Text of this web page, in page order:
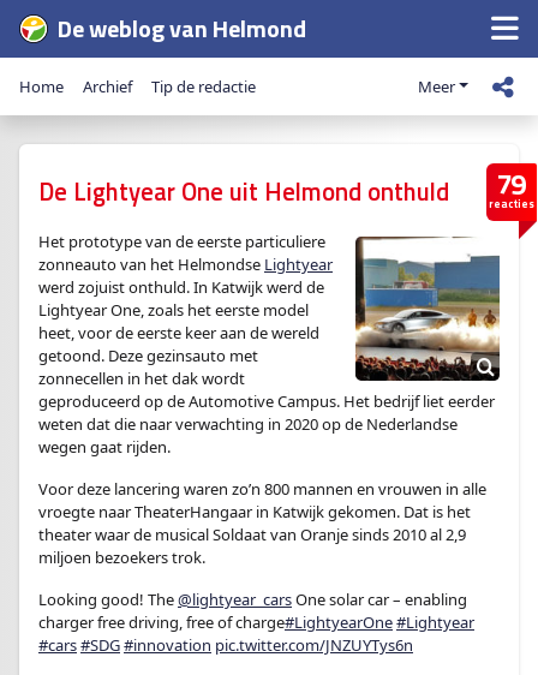
De weblog van Helmond
Home Archief Tip de redactie Meer
79
reacties
De Lightyear One uit Helmond onthuld
Het prototype van de eerste particuliere
zonneauto van het Helmondse Lightyear
werd zojuist onthuld. In Katwijk werd de
Lightyear One, zoals het eerste model
heet, voor de eerste keer aan de wereld
getoond. Deze gezinsauto met
zonnecellen in het dak wordt
geproduceerd op de Automotive Campus. Het bedrijf liet eerder
weten dat die naar verwachting in 2020 op de Nederlandse
wegen gaat rijden.
Voor deze lancering waren zo’n 800 mannen en vrouwen in alle
vroegte naar TheaterHangaar in Katwijk gekomen. Dat is het
theater waar de musical Soldaat van Oranje sinds 2010 al 2,9
miljoen bezoekers trok.
Looking good! The@lightyear_carsOne solar car – enabling
charger free driving, free of charge#LightyearOne#Lightyear
#cars#SDG#innovation pic.twitter.com/JNZUYTys6n